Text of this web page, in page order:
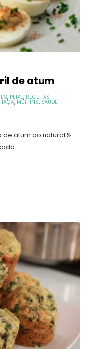
de atum
, PEIXE, RECEITAS
, MUFFINS, SAÚDE
de atum ao natural ½
...